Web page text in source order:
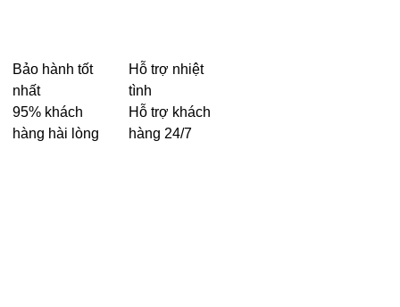
Bảo hành tốt
nhất
95% khách
hàng hài lòng
Hỗ trợ nhiệt
tình
Hỗ trợ khách
hàng 24/7